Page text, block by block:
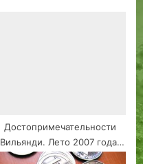
Достопримечательности
Вильянди. Лето 2007 года.
Часть Первая.